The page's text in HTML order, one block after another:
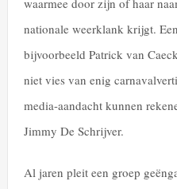
waarmee door zijn of haar
nationale weerklank krijgt.
bijvoorbeeld Patrick van
niet vies van enig
media-aandacht kunnen
Jimmy De Schrijver.
Al jaren pleit een groep